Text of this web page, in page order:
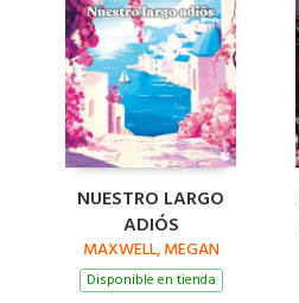
NUESTRO LARGO
ADIÓS
MAXWELL, MEGAN
Disponible en tienda